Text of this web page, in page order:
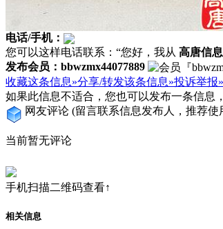
电话/手机：
您可以这样电话联系：“您好，我从 高唐信
发布会员：bbwzmx44077889
收藏这条信息»分享/转发该条信息»投诉举报»
如果此信息不适合，您也可以发布一条信息
网友评论 (留言联系信息发布人，推荐使
当前暂无评论
手机扫描二维码查看↑
相关信息